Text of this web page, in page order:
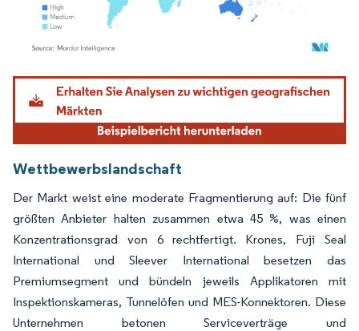
Bild © Mordor Intelligence. Wiederverwendung erfordert Namensnennung gemäß
Wettbewerbslandschaft
Der Markt weist eine moderate Fragmentierung auf: Die fünf
größten Anbieter halten zusammen etwa 45 %, was einen
Konzentrationsgrad von 6 rechtfertigt. Krones, Fuji Seal
International und Sleever International besetzen das
Premiumsegment und bündeln jeweils Applikatoren mit
Inspektionskameras, Tunnelöfen und MES-Konnektoren. Diese
Unternehmen betonen Serviceverträge und